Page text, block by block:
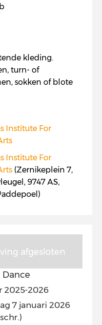
kleding.
turn- of
sokken of blote
Institute For
Institute For
(Zernikeplein 7,
9747 AS,
afgesloten
Dance
2025-2026
7 januari 2026